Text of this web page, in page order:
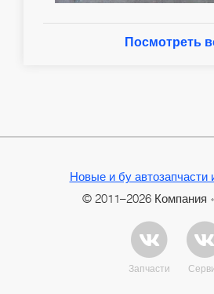
Посмотреть
Новые и бу автозапчасти
© 2011–2026 Компания
Запчасти